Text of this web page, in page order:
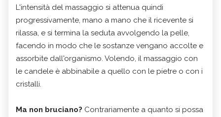
L'intensità del massaggio si attenua quindi
progressivamente, mano a mano che il ricevente si
rilassa, e si termina la seduta avvolgendo la pelle,
facendo in modo che le sostanze vengano accolte e
assorbite dall'organismo. Volendo, il massaggio con
le candele è abbinabile a quello con le pietre o con i
cristalli.
Ma non bruciano? Contrariamente a quanto si possa